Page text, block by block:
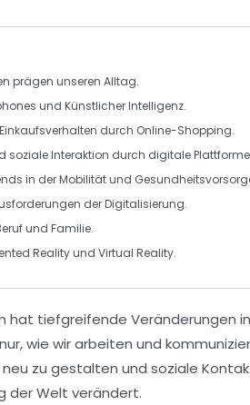
prägen unseren Alltag.
und Künstlicher Intelligenz.
Einkaufsverhalten durch Online-Shopping.
soziale Interaktion durch digitale
in der Mobilität und
derDigitalisierung.
und Familie.
Realityund Virtual Reality.
hat tiefgreifende Veränderungen
wie wir arbeiten und
zu gestalten und soziale
der Welt verändert.